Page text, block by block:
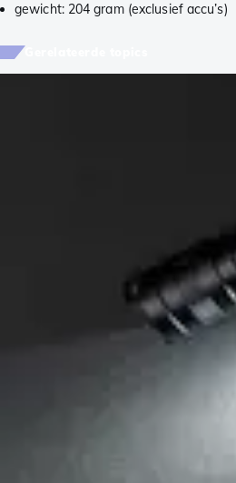
gewicht: 204 gram (exclusief accu’s)